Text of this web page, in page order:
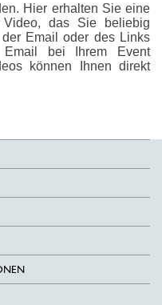
Hier erhalten Sie eine
das Sie beliebig
Email oder des Links
bei Ihrem Event
können Ihnen direkt